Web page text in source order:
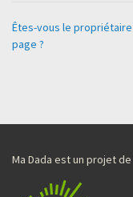
Êtes-vous le
page ?
Ma Dada est un projet